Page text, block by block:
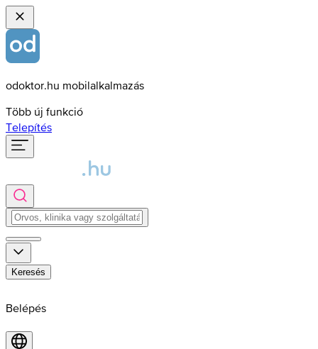
odoktor.hu mobilalkalmazás
Több új funkció
Telepítés
Keresés
Belépés